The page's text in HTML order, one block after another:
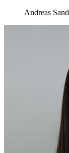
Andreas